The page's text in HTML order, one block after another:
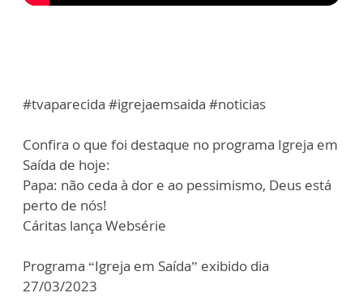
#tvaparecida #igrejaemsaida #noticias
Confira o que foi destaque no programa Igreja em
Saída de hoje:
Papa: não ceda à dor e ao pessimismo, Deus está
perto de nós!
Cáritas lança Websérie
Programa “Igreja em Saída” exibido dia
27/03/2023